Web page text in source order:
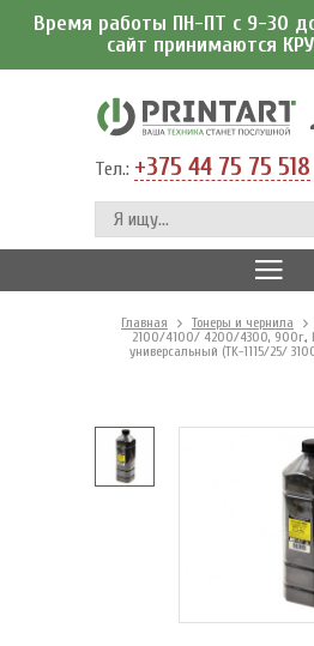
Время работы ПН-ПТ с 9-30
сайт принимаются
Тел.: +375 44 75 75 518
Главная Тонеры и чернила
2100/4100/ 4200/4300, 900г.,
универсальный (TK-1115/25/